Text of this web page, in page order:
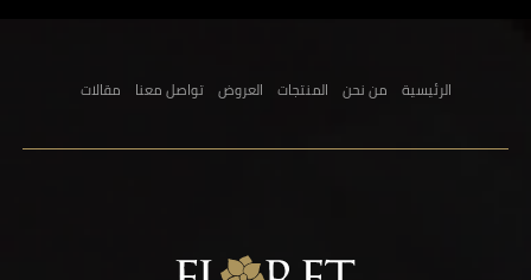
الرئيسية من نحن المنتجات العروض تواصل معنا مقالات